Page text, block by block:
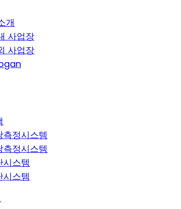
개
사업장
사업장
측정시스템
측정시스템
시스템
시스템